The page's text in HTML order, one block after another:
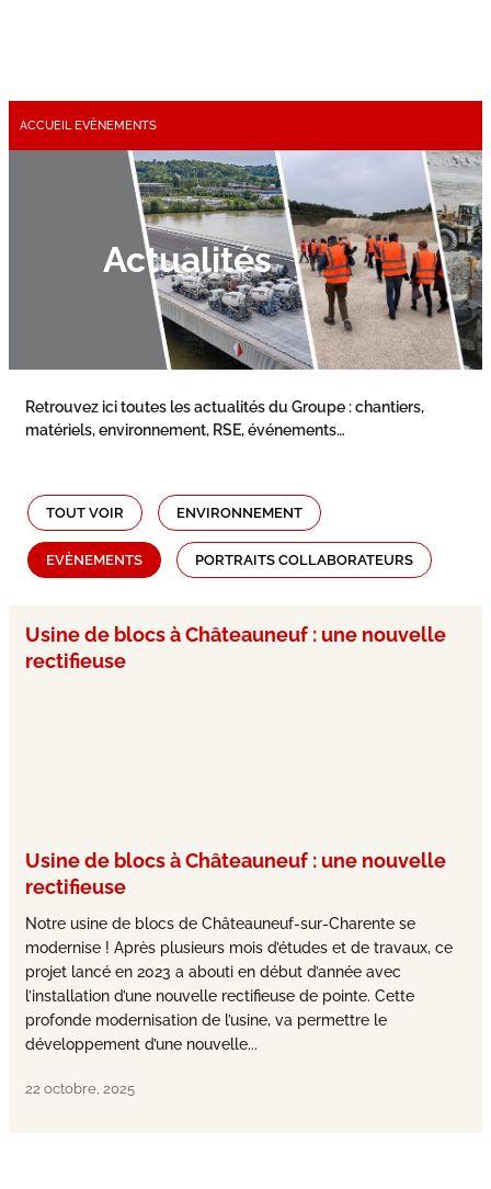
ACCUEIL EVÈNEMENTS
Actualités
Retrouvez ici toutes les actualités du Groupe : chantiers,
matériels, environnement, RSE, événements…
TOUT VOIR ENVIRONNEMENT
EVÈNEMENTS PORTRAITS COLLABORATEURS
Usine de blocs à Châteauneuf : une nouvelle
rectifieuse
Usine de blocs à Châteauneuf : une nouvelle
rectifieuse
Notre usine de blocs de Châteauneuf-sur-Charente se
modernise ! Après plusieurs mois d’études et de travaux, ce
projet lancé en 2023 a abouti en début d’année avec
l’installation d’une nouvelle rectifieuse de pointe. Cette
profonde modernisation de l’usine, va permettre le
développement d’une nouvelle...
22 octobre, 2025